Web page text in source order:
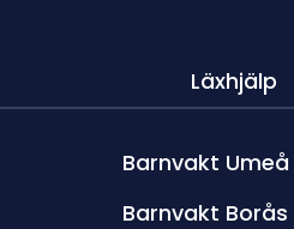
Läxhjälp
Barnvakt Umeå
Barnvakt Borås